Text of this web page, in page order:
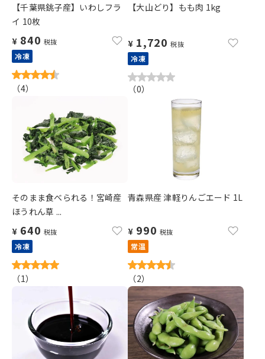
【千葉県銚子産】いわしフラ
イ 10枚
¥ 840 税抜
冷凍
（4）
【大山どり】もも肉 1kg
¥ 1,720 税抜
冷凍
（0）
そのまま食べられる！宮崎産
ほうれん草 ...
¥ 640 税抜
冷凍
（1）
青森県産 津軽りんごエード 1L
¥ 990 税抜
常温
（2）